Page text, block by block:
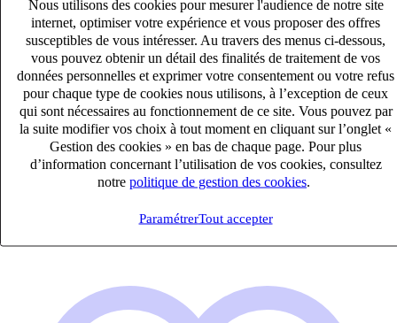
Nous utilisons des cookies pour mesurer l'audience de notre site
internet, optimiser votre expérience et vous proposer des offres
susceptibles de vous intéresser. Au travers des menus ci-dessous,
vous pouvez obtenir un détail des finalités de traitement de vos
données personnelles et exprimer votre consentement ou votre refus
pour chaque type de cookies nous utilisons, à l’exception de ceux
qui sont nécessaires au fonctionnement de ce site. Vous pouvez par
la suite modifier vos choix à tout moment en cliquant sur l’onglet «
Gestion des cookies » en bas de chaque page. Pour plus
d’information concernant l’utilisation de vos cookies, consultez
notre politique de gestion des cookies
ParamétrerTout accepter
Collaborateur Comptable (H/F)
CDI
33k – 40k €
Clermont-Ferrand, Puy-de-Dôme (63000)
Publié le 06/08/2026
Audit & Expertise Comptable